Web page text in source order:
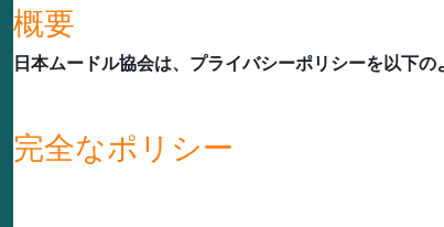
概要
日本ムードル協会は、プライバシーポリシーを以下
完全なポリシー